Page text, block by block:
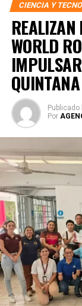
CIENCIA Y
WORLD
Publicado
Por